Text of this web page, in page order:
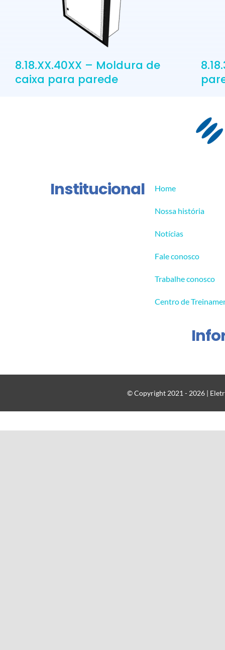
8.18.XX.40XX – Moldura de
caixa para parede
Institucional Home
Nossa história
Notícias
Fale conosco
Trabalhe conosco
Centro de
© Copyright 2021 - 2026 |